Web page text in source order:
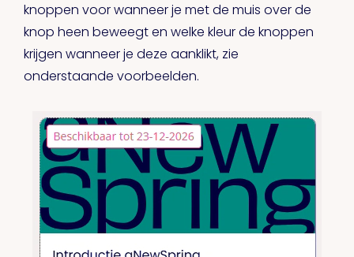
knoppen voor wanneer je met de muis over de
knop heen beweegt en welke kleur de knoppen
krijgen wanneer je deze aanklikt, zie
onderstaande voorbeelden.